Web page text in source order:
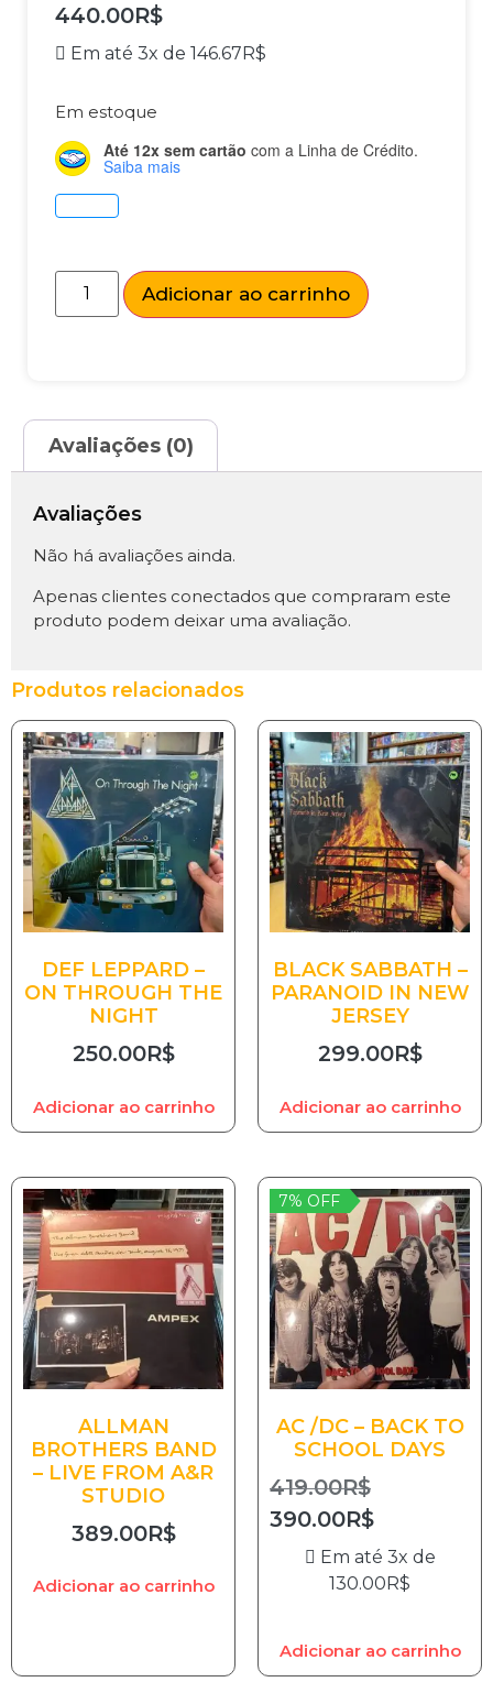
440.00R$
Em até 3x de 146.67R$
Em estoque
Até 12x sem cartão com a Linha de Crédito.
Saiba mais
Adicionar ao carrinho
Avaliações (0)
Avaliações
Não há avaliações ainda.
Apenas clientes conectados que compraram este
produto podem deixar uma avaliação.
Produtos relacionados
DEF LEPPARD –
ON THROUGH THE
NIGHT
250.00R$
Adicionar ao carrinho
BLACK SABBATH –
PARANOID IN NEW
JERSEY
299.00R$
Adicionar ao carrinho
ALLMAN
BROTHERS BAND
– LIVE FROM A&R
STUDIO
389.00R$
Adicionar ao carrinho
7% OFF
AC /DC – BACK TO
SCHOOL DAYS
419.00R$
390.00R$
Em até 3x de
130.00R$
Adicionar ao carrinho